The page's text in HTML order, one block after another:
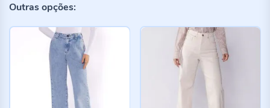
Outras opções: